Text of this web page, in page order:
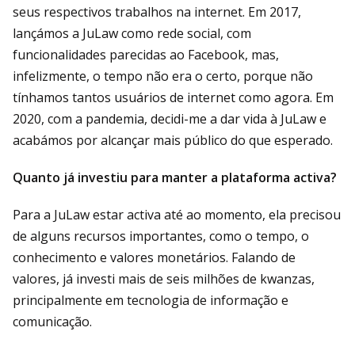
seus respectivos trabalhos na internet. Em 2017,
lançámos a JuLaw como rede social, com
funcionalidades parecidas ao Facebook, mas,
infelizmente, o tempo não era o certo, porque não
tínhamos tantos usuários de internet como agora. Em
2020, com a pandemia, decidi-me a dar vida à JuLaw e
acabámos por alcançar mais público do que esperado.
Quanto já investiu para manter a plataforma activa?
Para a JuLaw estar activa até ao momento, ela precisou
de alguns recursos importantes, como o tempo, o
conhecimento e valores monetários. Falando de
valores, já investi mais de seis milhões de kwanzas,
principalmente em tecnologia de informação e
comunicação.